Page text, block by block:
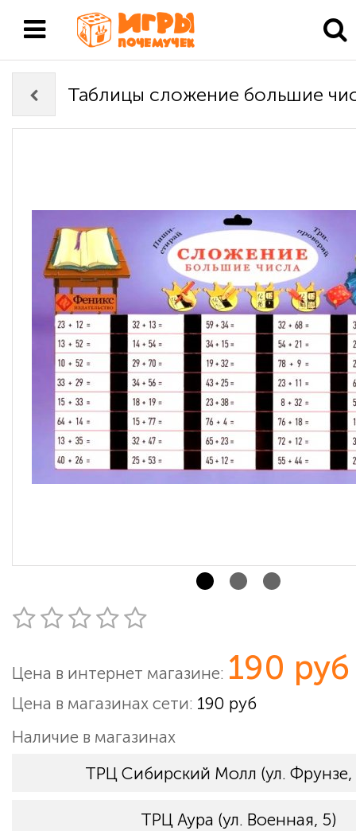
Таблицы сложение большие
Цена в интернет магазине: 190 руб
Цена в магазинах сети: 190 руб
Наличие в магазинах
ТРЦ Сибирский Молл (ул.
ТРЦ Аура (ул. Военная, 5)